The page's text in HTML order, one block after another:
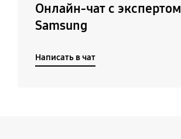
Онлайн-чат с экспертом
Samsung
Написать в чат